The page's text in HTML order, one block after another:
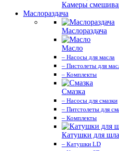
Камеры
Маслораздача
Маслораздача
Масло
– Насосы для масла
– Пистолеты для
– Комплекты
Смазка
– Насосы для смазки
– Питстолеты для
– Комплекты
Катушки для
– Катушки LD